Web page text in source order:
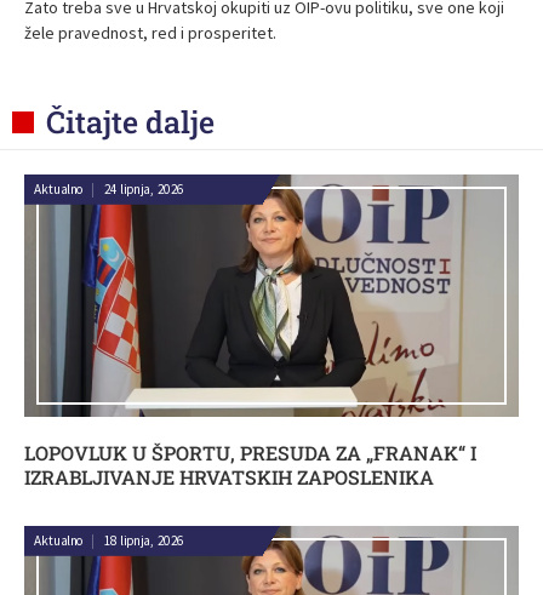
Zato treba sve u Hrvatskoj okupiti uz OIP-ovu politiku, sve one koji
žele pravednost, red i prosperitet.
Čitajte dalje
LOPOVLUK U ŠPORTU, PRESUDA ZA „FRANAK“ I
IZRABLJIVANJE HRVATSKIH ZAPOSLENIKA
Aktualno | 24 lipnja, 2026
Aktualno | 18 lipnja, 2026